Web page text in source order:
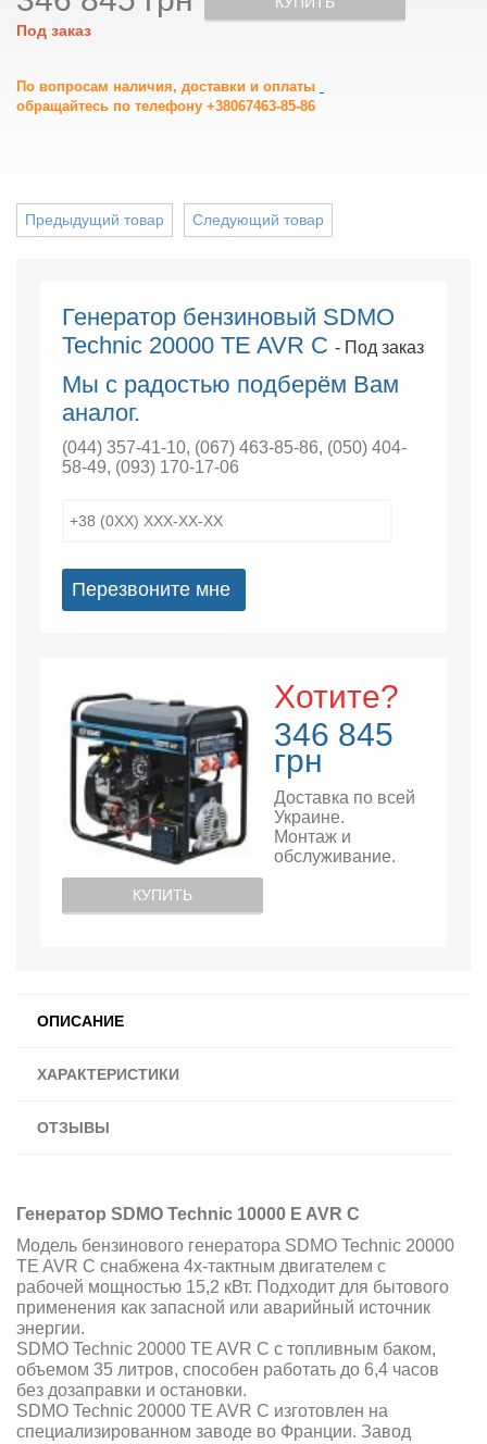
Под заказ
По вопросам наличия, доставки и оплаты
обращайтесь по телефону +38067463-85-86
Следующий товар
Предыдущий товар
Генератор бензиновый SDMO
Technic 20000 TE AVR C - Под заказ
Мы с радостью подберём Вам
аналог.
(044) 357-41-10, (067) 463-85-86, (050) 404-
58-49, (093) 170-17-06
Перезвоните мне
Хотите?
346 845
грн
Доставка по всей
Украине.
Монтаж и
обслуживание.
КУПИТЬ
ОПИСАНИЕ
ХАРАКТЕРИСТИКИ
ОТЗЫВЫ
Генератор SDMO Technic 10000 E AVR C
Модель бензинового генератора SDMO Technic 20000
TE AVR C снабжена 4х-тактным двигателем с
рабочей мощностью 15,2 кВт. Подходит для бытового
применения как запасной или аварийный источник
энергии.
SDMO Technic 20000 TE AVR C с топливным баком,
объемом 35 литров, способен работать до 6,4 часов
без дозаправки и остановки.
SDMO Technic 20000 TE AVR C изготовлен на
специализированном заводе во Франции. Завод